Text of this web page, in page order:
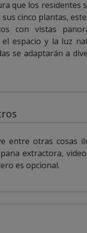
que los
cinco plantas,
con vistas
espacio y la luz
se adaptarán a
entre otras
extractora,
es opcional.